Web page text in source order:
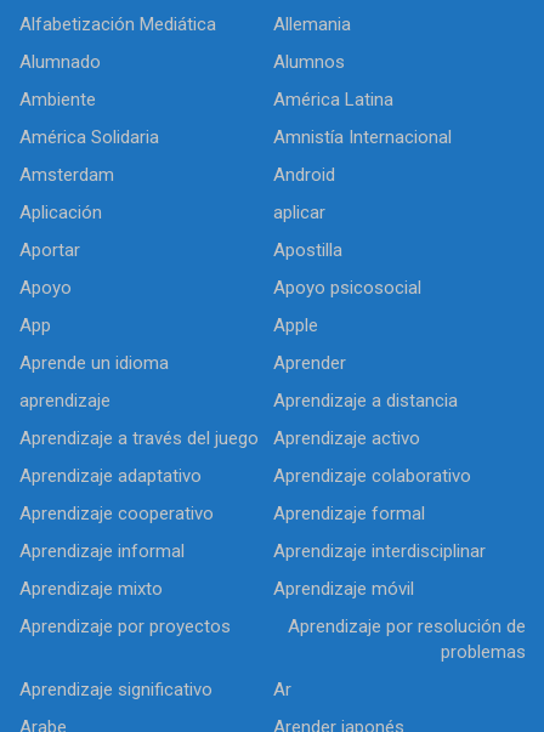
Alfabetización Mediática
Allemania
Alumnado
Alumnos
Ambiente
América Latina
América Solidaria
Amnistía Internacional
Amsterdam
Android
Aplicación
aplicar
Aportar
Apostilla
Apoyo
Apoyo psicosocial
App
Apple
Aprende un idioma
Aprender
aprendizaje
Aprendizaje a distancia
Aprendizaje a través del juego
Aprendizaje activo
Aprendizaje adaptativo
Aprendizaje colaborativo
Aprendizaje cooperativo
Aprendizaje formal
Aprendizaje informal
Aprendizaje interdisciplinar
Aprendizaje mixto
Aprendizaje móvil
Aprendizaje por proyectos
Aprendizaje por resolución de
problemas
Aprendizaje significativo
Ar
Arabe
Arender japonés